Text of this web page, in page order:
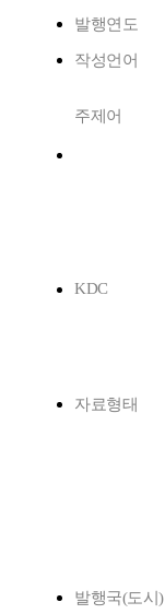
발행연도
작성언어
주제어
KDC
자료형태
발행국(도시)